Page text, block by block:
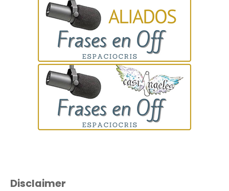
Disclaimer